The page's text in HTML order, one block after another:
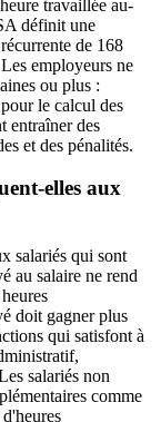
travaillée au-
définit une
de 168
employeurs ne
ou plus :
le calcul des
entraîner des
et des pénalités.
elles aux
salariés qui sont
au salaire ne rend
doit gagner plus
qui satisfont à
salariés non
comme